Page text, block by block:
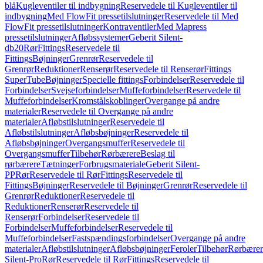
blåKugleventiler til indbygningReservedele til Kugleventiler til
indbygningMed FlowFit pressetilslutningerReservedele til Med
FlowFit pressetilslutningerKontraventilerMed Mapress
pressetilslutningerAfløbssystemerGeberit Silent-
db20RørFittingsReservedele til
FittingsBøjningerGrenrørReservedele til
GrenrørReduktionerRenserørReservedele til RenserørFittings
SuperTubeBøjningerSpecielle fittingsForbindelserReservedele til
ForbindelserSvejseforbindelserMuffeforbindelserReservedele til
MuffeforbindelserKromstålskoblingerOvergange på andre
materialerReservedele til Overgange på andre
materialerAfløbstilslutningerReservedele til
AfløbstilslutningerAfløbsbøjningerReservedele til
AfløbsbøjningerOvergangsmufferReservedele til
OvergangsmufferTilbehørRørbærereBeslag til
rørbærereTætningerForbrugsmaterialeGeberit Silent-
PPRørReservedele til RørFittingsReservedele til
FittingsBøjningerReservedele til BøjningerGrenrørReservedele til
GrenrørReduktionerReservedele til
ReduktionerRenserørReservedele til
RenserørForbindelserReservedele til
ForbindelserMuffeforbindelserReservedele til
MuffeforbindelserFastspændingsforbindelserOvergange på andre
materialerAfløbstilslutningerAfløbsbøjningerFerolerTilbehør
Silent-ProRørReservedele til RørFittingsReservedele til